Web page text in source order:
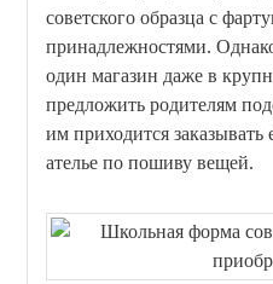
советского образца с
принадлежностями.
один магазин даже в
предложить родителям
им приходится
ателье по пошиву вещей.